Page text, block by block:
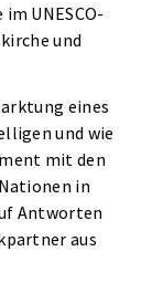
UNESCO-
und
eines
und wie
mit den
in
Antworten
aus